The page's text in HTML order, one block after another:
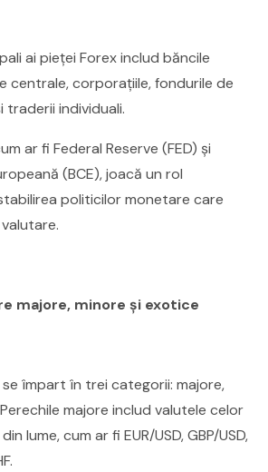
ai pieței Forex includ băncile
centrale, corporațiile, fondurile de
traderii individuali.
ar fi Federal Reserve (FED) și
(BCE), joacă un rol
politicilor monetare care
majore, minore și exotice
împart în trei categorii: majore,
majore includ valutele celor
lume, cum ar fi EUR/USD, GBP/USD,